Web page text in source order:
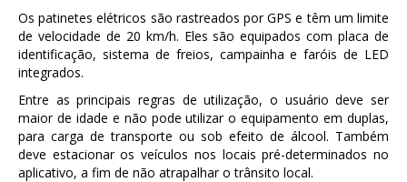
Os patinetes elétricos são rastreados por GPS e têm um limite
de velocidade de 20 km/h. Eles são equipados com placa de
identificação, sistema de freios, campainha e faróis de LED
integrados.
Entre as principais regras de utilização, o usuário deve ser
maior de idade e não pode utilizar o equipamento em duplas,
para carga de transporte ou sob efeito de álcool. Também
deve estacionar os veículos nos locais pré-determinados no
aplicativo, a fim de não atrapalhar o trânsito local.